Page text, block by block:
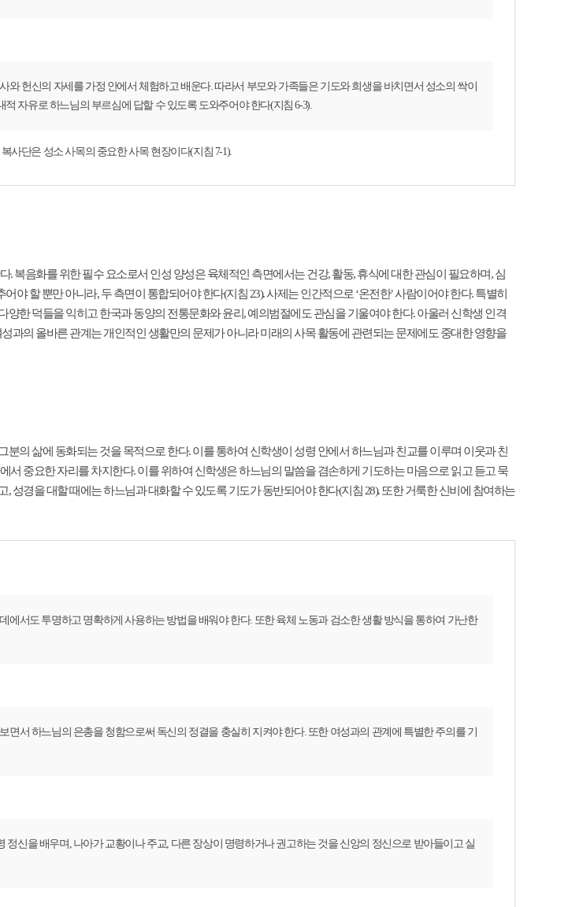
헌신의 자세를 가정 안에서 체험하고 배운다. 따라서 부모와 가족들은 기도와 희생을 바치면서 성소의 싹이
자유로 하느님의 부르심에 답할 수 있도록 도와주어야 한다(지침 6-3).
사단은 성소 사목의 중요한 사목 현장이다(지침 7-1).
복음화를 위한 필수 요소로서 인성 양성은 육체적인 측면에서는 건강, 활동, 휴식에 대한 관심이 필요하며, 심
할 뿐만 아니라, 두 측면이 통합되어야 한다(지침 23). 사제는 인간적으로 ‘온전한’ 사람이어야 한다. 특별히
한 덕들을 익히고 한국과 동양의 전통문화와 윤리, 예의범절에도 관심을 기울여야 한다. 아울러 신학생 인격
과의 올바른 관계는 개인적인 생활만의 문제가 아니라 미래의 사목 활동에 관련되는 문제에도 중대한 영향을
의 삶에 동화되는 것을 목적으로 한다. 이를 통하여 신학생이 성령 안에서 하느님과 친교를 이루며 이웃과 친
중요한 자리를 차지한다. 이를 위하여 신학생은 하느님의 말씀을 겸손하게 기도하는 마음으로 읽고 듣고 묵
경을 대할 때에는 하느님과 대화할 수 있도록 기도가 동반되어야 한다(지침 28). 또한 거룩한 신비에 참여하는
서도 투명하고 명확하게 사용하는 방법을 배워야 한다. 또한 육체 노동과 검소한 생활 방식을 통하여 가난한
서 하느님의 은총을 청함으로써 독신의 정결을 충실히 지켜야 한다. 또한 여성과의 관계에 특별한 주의를 기
신을 배우며, 나아가 교황이나 주교, 다른 장상이 명령하거나 권고하는 것을 신앙의 정신으로 받아들이고 실